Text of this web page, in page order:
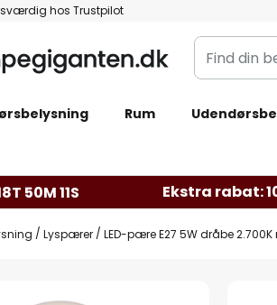
hos Trustpilot
Find
din
Rum
50M 10S Ekstra rabat:
Lyspærer LED-pære E27 5W dråbe